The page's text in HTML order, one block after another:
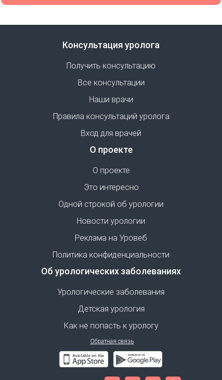
Консультация уролога
Получить консультацию
Все консультации
Наши врачи
Правила консультаций уролога
Вход для врачей
О проекте
О проекте
Это интересно
Одной строкой об урологии
Новости урологии
Реклама на Уровеб
Политика конфиденциальности
Об урологических заболеваниях
Урологические заболевания
Детская урология
Как не попасть к урологу
Обратная связь